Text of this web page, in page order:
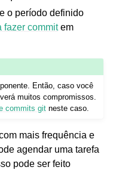
o período definido
fazer commitem
Então, caso você
muitos compromissos.
commits git neste caso.
mais frequência e
agendar uma tarefa
pode ser feito